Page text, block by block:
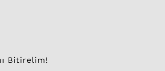
Bitirelim!